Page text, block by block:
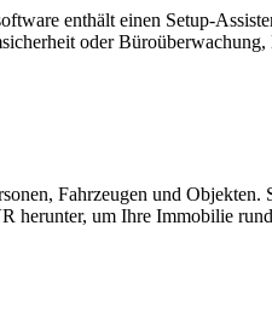
enthält einen Setup-
oder
Fahrzeugen und
um Ihre Immobilie